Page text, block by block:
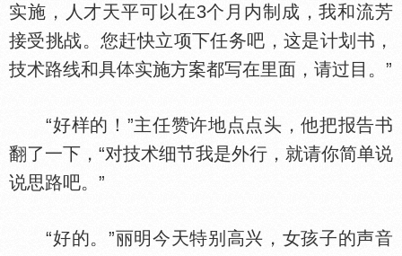
实施，人才天平可以在3个月内制成，我和流芳
接受挑战。您赶快立项下任务吧，这是计划书，
技术路线和具
实施方案都写在里面，请过目。”
“好样的！”主任赞许地点点头，他把报告书
翻了一下，“对技术细节我是外行，就请你简单说
说思路吧。”
“好的。”丽明今天特别高兴，女孩子的声音